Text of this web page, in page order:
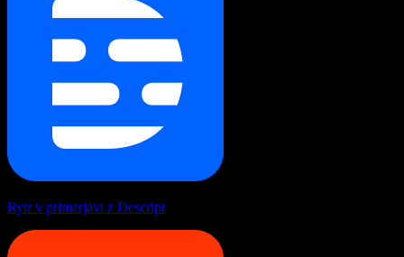
Rytr v primerjavi z Descript